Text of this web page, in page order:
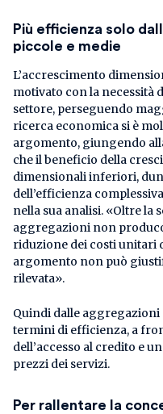
Più efficienza solo
piccole e medie
L’accrescimento
motivato con la necessità
settore, perseguendo
ricerca economica si è
argomento, giungendo
che il beneficio della
dimensionali inferiori,
dell’efficienza
nella sua analisi. «Oltre la
aggregazioni non
riduzione dei costi unitari
argomento non può
rilevata».
Quindi dalle
termini di efficienza, a
dell’accesso al credito e
prezzi dei servizi.
Per rallentare la